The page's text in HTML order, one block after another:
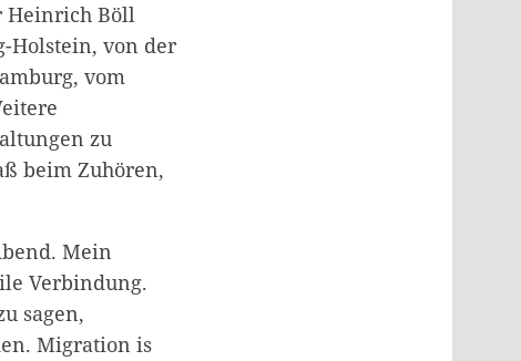
Heinrich Böll
Holstein, von der
vom
zu
beim Zuhören,
Mein
Verbindung.
sagen,
Migration is